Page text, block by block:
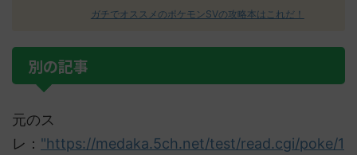
ガチでオススメのポケモンSVの攻略本はこれだ！
別の記事
元のス
レ： "https://medaka.5ch.net/test/read.cgi/poke/1